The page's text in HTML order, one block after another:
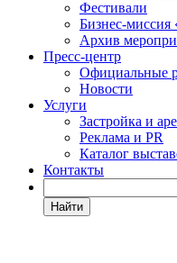
Фестивали
Бизнес-миссия
Архив
Пресс-центр
Официальные
Новости
Услуги
Застройка и
Реклама и PR
Каталог
Контакты
Найти